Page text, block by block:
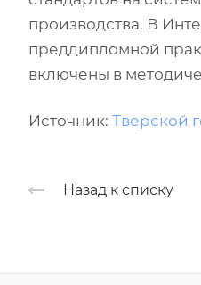
производства. В
преддипломной
включены в
Источник: Тверской
Назад к списку